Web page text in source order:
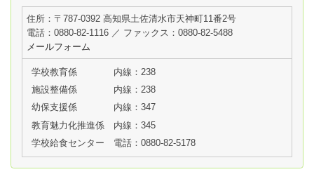
住所：〒787-0392 高知県土佐清水市天神町11番2号
電話：0880-82-1116 ／ ファックス：0880-82-5488
メールフォーム
学校教育係
内線：238
施設整備係
内線：238
幼保支援係
内線：347
教育魅力化推進係
内線：345
学校給食センター
電話：0880-82-5178